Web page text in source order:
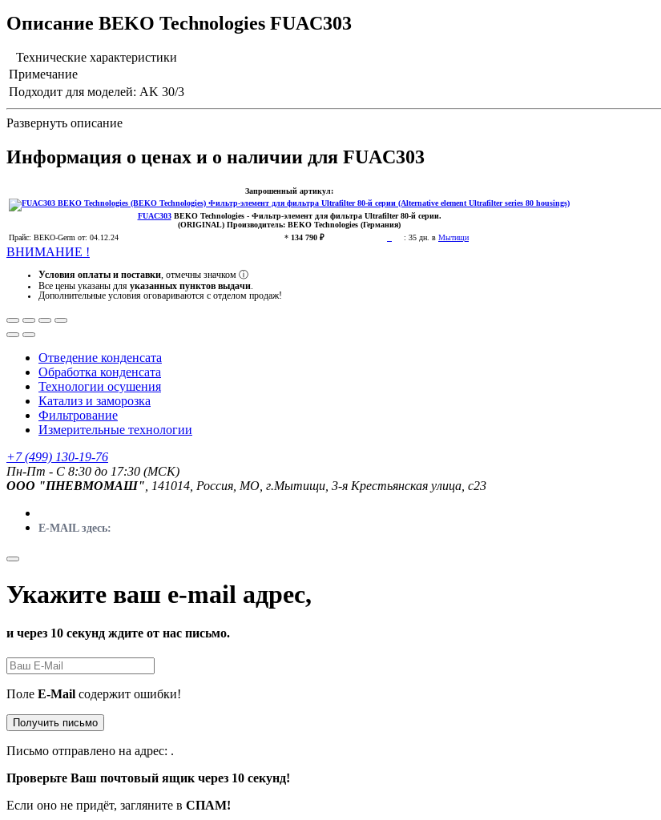
Описание BEKO Technologies FUAC303
Технические характеристики
Примечание
Подходит для моделей: AK 30/3
Развернуть описание
Информация о ценах и о наличии для FUAC303
Запрошенный артикул:
FUAC303 BEKO Technologies - Фильтр-элемент для фильтра Ultrafilter 80-й серии.
(ORIGINAL) Производитель: BEKO Technologies (Германия)
Прайс: BEKO-Germ от: 04.12.24 * 134 790 ₽ : 35 дн. в Мытищи
ВНИМАНИЕ !
Условия оплаты и поставки , отмечны значком ⓘ
Все цены указаны для указанных пунктов выдачи
Дополнительные условия оговариваются с отделом продаж!
Отведение конденсата
Обработка конденсата
Технологии осушения
Катализ и заморозка
Фильтрование
Измерительные технологии
+7 (499) 130-19-76
Пн-Пт - C 8:30 до 17:30 (МСК)
ООО "ПНЕВМОМАШ" , 141014, Россия, МО, г.Мытищи, 3-я Крестьянская улица, с23
E-MAIL здесь:
Укажите ваш e-mail адрес,
и через 10 секунд ждите от нас письмо.
Поле E-Mail содержит ошибки!
Получить письмо
Письмо отправлено на адрес: .
Проверьте Ваш почтовый ящик через 10 секунд!
Если оно не придёт, загляните в СПАМ!